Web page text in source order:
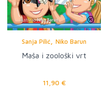
Sanja Pilić Niko Barun
Maša i zoološki vrt
11,90 €